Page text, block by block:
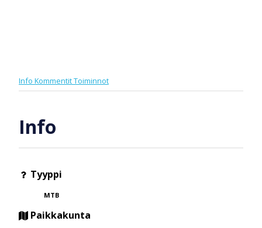
Info KommentitToiminnot
Info
Tyyppi
MTB
Paikkakunta